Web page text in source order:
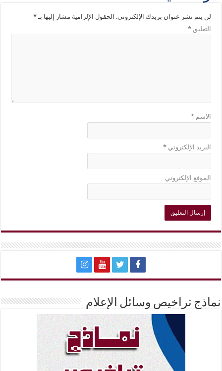
لن يتم نشر عنوان بريدك الإلكتروني. الحقول الإلزامية مشار إليها بـ*
التعليق*
الاسم*
البريد الإلكتروني*
الموقع الإلكتروني
نماذج تراخيص وسائل الإعلام